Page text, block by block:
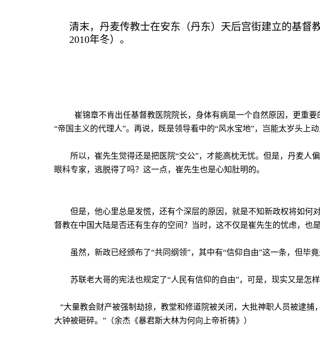
清末，丹麦传教士在安东（丹东）天后宫街建立的基督
2010年冬）。
崔锦章不肯出任基督教医院院长，身体有病是一个自然原因，更重
“帝国主义的代理人”。再说，既是领导看中的“风水宝地”，岂能太岁头上动
所以， 崔先生觉得还是把医院“交公”，才能高枕无忧。但是，丹麦人
眼科专家，逃脱得了吗？这一点，崔先生也是心知肚明的。
但是，他心里总是发慌，还有个深层的原因，就是不知新政权将如
督教在中国大陆是否还有生存的空间？当时，这不仅是崔先生的忧虑，也
虽然，新政已经颁布了“共同纲领”，其中有“信仰自由”这一条，但毕
苏联老大哥的宪法也规定了“人民有信仰的自由”，可是，现实又是怎样
“大量教会财产被强制劫掠，教堂和修道院被关闭，大批神职人员被逮
大钟被砸碎。”（余杰《暴君斯大林为何向上帝祈祷》）